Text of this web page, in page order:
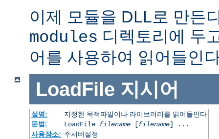
이제 모듈을 DLL로 만든
modules 디렉토리에 두
어를 사용하여 읽어들인
LoadFile 지시어
설명:
지정한 목적파일이나 라이브러리를 읽어들인다
문법:
LoadFile filename[filename] ...
사용장소: 주서버설정